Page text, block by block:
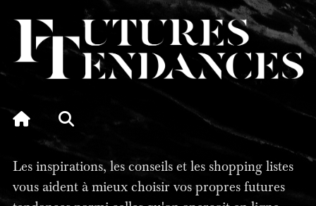
Les inspirations, les conseils et les shopping listes
vous aident à mieux choisir vos propres futures